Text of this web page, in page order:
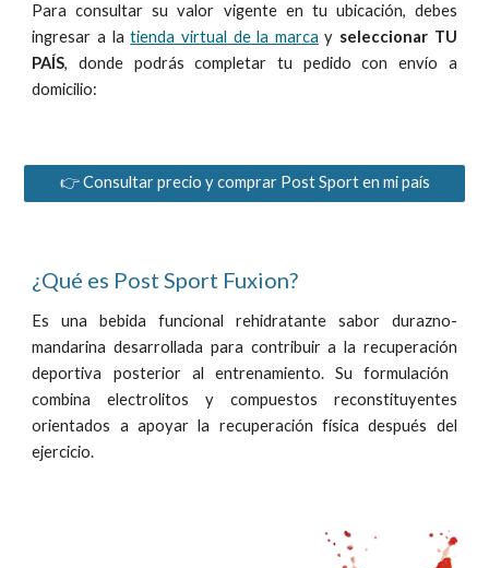
Para consultarsu valor vigente en tu ubicación, debes
ingresar a latienda virtual de la marca y seleccionar TU
PAÍS, donde podrás completar tu pedido con envío a
domicilio:
👉 Consultar precio y comprar Post Sport en mi país
¿Qué es Post Sport Fuxion?
Es una bebida funcional rehidratante sabor durazno-
mandarina desarrollada para contribuir a la recuperación
deportiva posterior al entrenamiento. Su formulación
combina electrolitos y compuestos reconstituyentes
orientados a apoyar la recuperación física después del
ejercicio.